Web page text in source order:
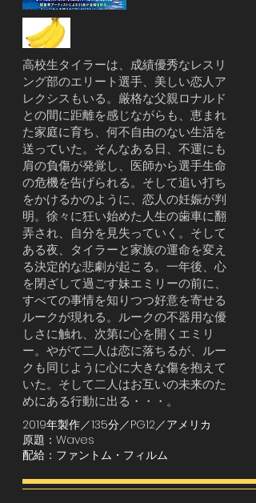
高校生タイラーは、成績優秀なレスリ
ング部のエリート選手、美しい恋人ア
レクシスもいる。厳格な父親ロナルド
との間に距離を感じながらも、恵まれ
た家庭に育ち、何不自由のない生活を
送っていた。そんなある日、不運にも
肩の負傷が発覚し、医師から選手生命
の危機を告げられる。そして追い打ち
をかけるかのように、恋人の妊娠が判
明。徐々に狂い始めた人生の歯車に翻
弄され、自分を見失っていく。そして
ある夜、タイラーと家族の運命を変え
る決定的な悲劇が起こる。一年後、心
を閉ざして過ごす妹エミリーの前に、
すべての事情を知りつつ好意を寄せる
ルークが現れる。ルークの不器用な優
しさに触れ、次第に心を開くエミリ
ー。やがて二人は恋に落ちるが、ルー
クも同じように心に大きな傷を抱えて
いた。そして二人はお互いの未来のた
めにある行動に出る・・・。
2019年製作／135分／PG12／アメリカ
原題：Waves
配給：ファントム・フィルム